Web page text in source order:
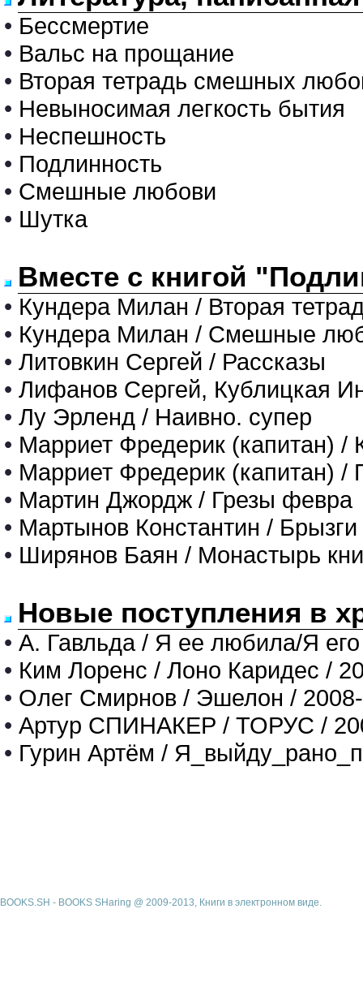
• Бессмертие
• Вальс на прощание
• Вторая тетрадь смешных
• Невыносимая легкость бытия
• Неспешность
• Подлинность
• Смешные любови
• Шутка
Вместе с книгой
• Кундера Милан / Вторая
• Кундера Милан / Смешные
• Литовкин Сергей / Рассказы
• Лифанов Сергей, Кублицкая
• Лу Эрленд / Наивно. супер
• Марриет Фредерик (капитан) /
• Марриет Фредерик (капитан) /
• Мартин Джордж / Грезы февра
• Мартынов Константин / Брызги
• Ширянов Баян / Монастырь
Новые поступления в
• А. Гавльда / Я ее любила/Я
• Ким Лоренс / Лоно Каридес /
• Олег Смирнов / Эшелон /
• Артур СПИНАКЕР / ТОРУС /
• Гурин Артём /
BOOKS.SH - BOOKS SHaring @ 2009-2013, Книги в электронном виде.